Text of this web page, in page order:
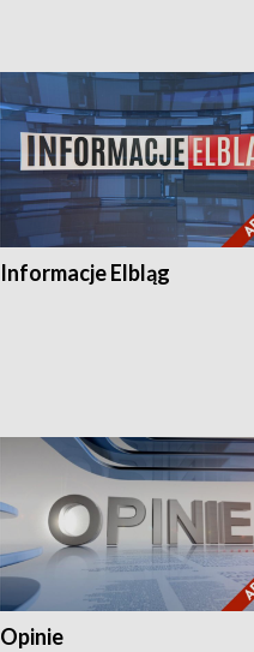
Informacje Elbląg
Opinie